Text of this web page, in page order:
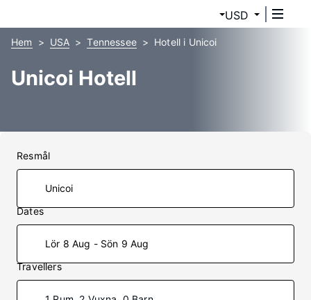
USD
Hem USA Tennessee Hotell i Unicoi
Unicoi Hotell
Resmål
Dates
Lör 8 Aug - Sön 9 Aug
Travellers